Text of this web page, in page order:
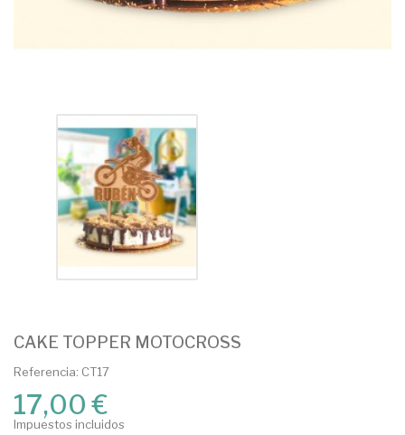
CAKE TOPPER MOTOCROSS
Referencia: CT17
17,00 €
Impuestos incluidos